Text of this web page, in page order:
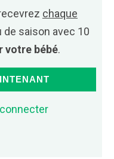
chaque
de saison avec 10
votre bébé.